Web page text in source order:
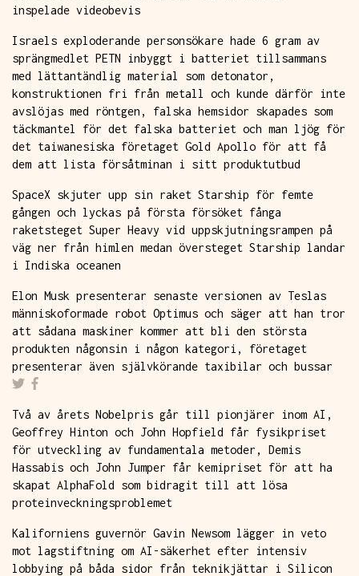
inspelade videobevis
Israels exploderande personsökare hade 6 gram av
sprängmedlet PETN inbyggt i batteriet tillsammans
med lättantändlig material som detonator,
konstruktionen fri från metall och kunde därför inte
avslöjas med röntgen, falska hemsidor skapades som
täckmantel för det falska batteriet och man ljög för
det taiwanesiska företaget Gold Apollo för att få
dem att lista försåtminan i sitt produktutbud
SpaceX skjuter upp sin raket Starship för femte
gången och lyckas på första försöket fånga
raketsteget Super Heavy vid uppskjutningsrampen på
väg ner från himlen medan översteget Starship landar
i Indiska oceanen
Elon Musk presenterar senaste versionen av Teslas
människoformade robot Optimus och säger att han tror
att sådana maskiner kommer att bli den största
produkten någonsin i någon kategori, företaget
presenterar även självkörande taxibilar och bussar
Två av årets Nobelpris går till pionjärer inom AI,
Geoffrey Hinton och John Hopfield får fysikpriset
för utveckling av fundamentala metoder, Demis
Hassabis och John Jumper får kemipriset för att ha
skapat AlphaFold som bidragit till att lösa
proteinveckningsproblemet
Kaliforniens guvernör Gavin Newsom lägger in veto
mot lagstiftning om AI-säkerhet efter intensiv
lobbying på båda sidor från teknikjättar i Silicon